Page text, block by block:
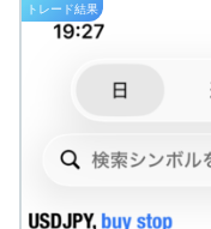
トレード結果